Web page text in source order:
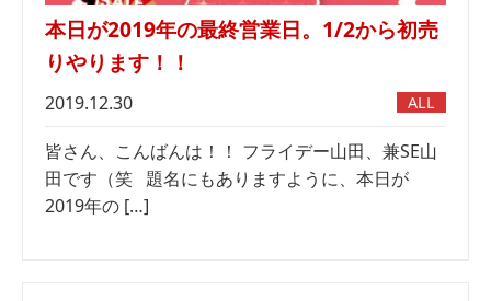
本日が2019年の最終営業日。1/2から初売
りやります！！
2019.12.30 ALL
皆さん、こんばんは！！ フライデー山田、兼SE山
田です（笑 題名にもありますように、本日が
2019年の […]